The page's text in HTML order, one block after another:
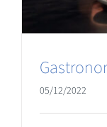
05/12/2022